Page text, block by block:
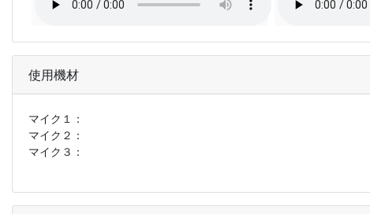
使用機材
マイク１：
マイク２：
マイク３：